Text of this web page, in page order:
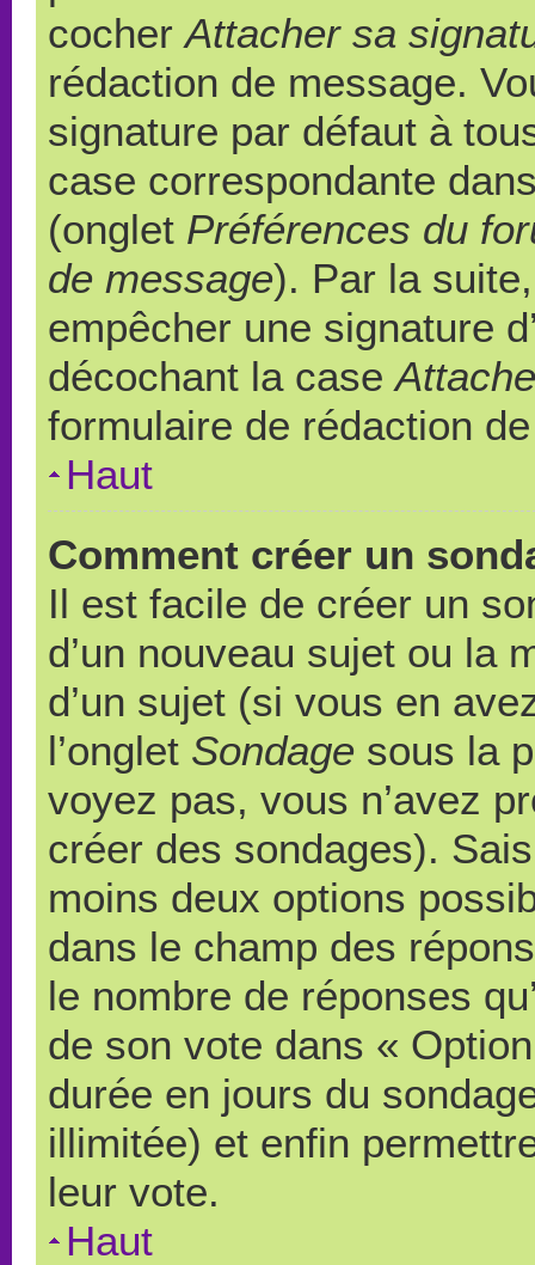
cocherAttacher sa
rédaction de message.
signature par défaut à
case correspondante
(onglet Préférences du
de message). Par la
empêcher une signature
décochant la case
formulaire de rédaction
Haut
Comment créer un
Il est facile de créer un
d’un nouveau sujet ou la
d’un sujet (si vous en
l’onglet Sondage sous la
voyez pas, vous n’avez
créer des sondages).
moins deux options
dans le champ des
le nombre de réponses
de son vote dans «
durée en jours du
illimitée) et enfin
leur vote.
Haut